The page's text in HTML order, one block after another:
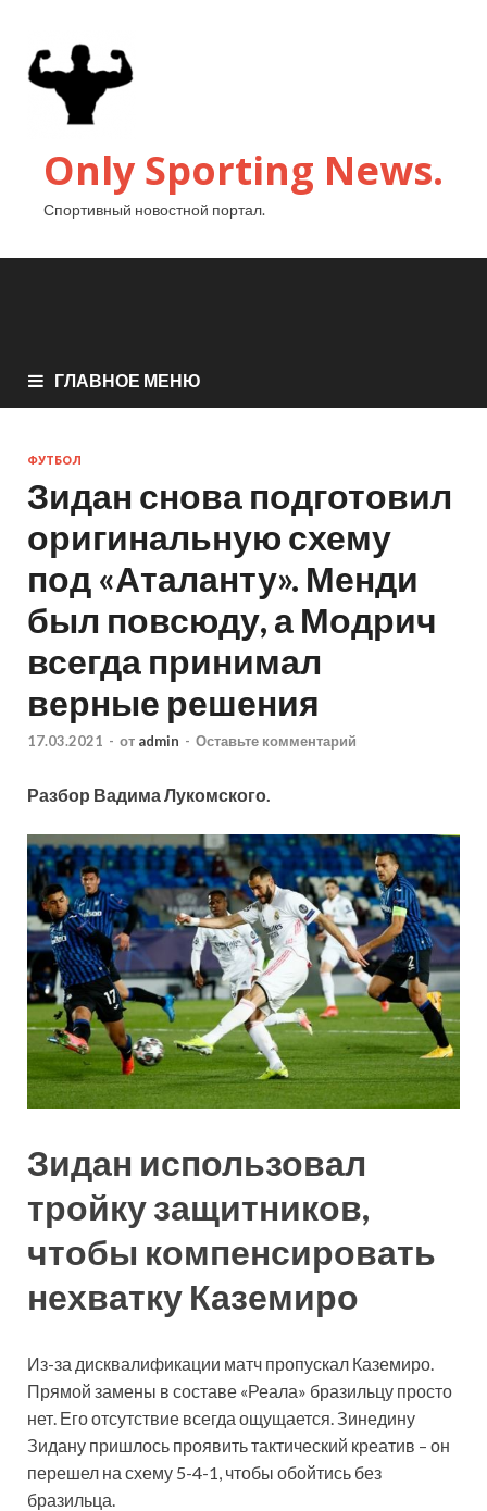
Only Sporting News.
Спортивный новостной портал.
ГЛАВНОЕ МЕНЮ
ФУТБОЛ
Зидан снова подготовил
оригинальную схему
под «Аталанту». Менди
был повсюду, а Модрич
всегда принимал
верные решения
17.03.2021 - от admin - Оставьте комментарий
Разбор Вадима Лукомского.
Зидан использовал
тройку защитников,
чтобы компенсировать
нехватку Каземиро
Из-за дисквалификации матч пропускал Каземиро.
Прямой замены в составе «Реала» бразильцу просто
нет. Его отсутствие всегда ощущается. Зинедину
Зидану пришлось проявить тактический креатив – он
перешел на схему 5-4-1, чтобы обойтись без
бразильца.